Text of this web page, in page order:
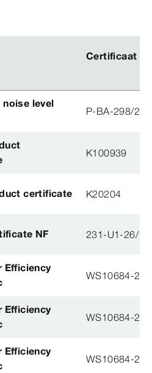
Certificaat
Certificaat
level
P-BA-298/
K100939
certificate K20204
NF 231-U1-26/1
Efficiency
WS10684-
Efficiency
WS10684-
Efficiency
WS10684-